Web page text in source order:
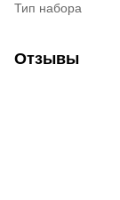
Тип набора
Отзывы